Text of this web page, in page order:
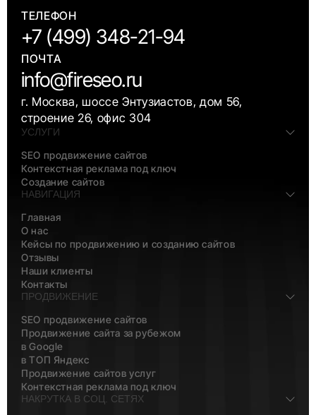
ТЕЛЕФОН
+7 (499) 348-21-94
ПОЧТА
info@fireseo.ru
г. Москва, шоссе Энтузиастов, дом 56,
строение 26, офис 304
УСЛУГИ
SEO продвижение сайтов
Контекстная реклама под ключ
Создание сайтов
НАВИГАЦИЯ
Главная
О нас
Кейсы по продвижению и созданию сайтов
Отзывы
Наши клиенты
Контакты
ПРОДВИЖЕНИЕ
SEO продвижение сайтов
Продвижение сайта за рубежом
в Google
в ТОП Яндекс
Продвижение сайтов услуг
Контекстная реклама под ключ
НАКРУТКА В СОЦ. СЕТЯХ